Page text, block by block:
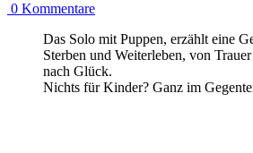
0 Kommentare
Das Solo mit Puppen, erzählt eine
Sterben und Weiterleben, von
nach Glück.
Nichts für Kinder? Ganz im